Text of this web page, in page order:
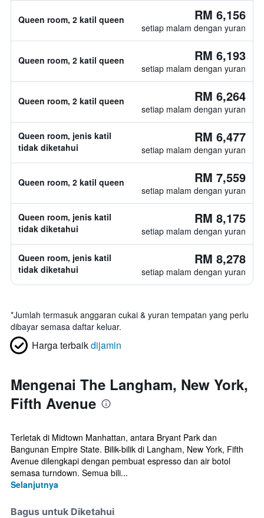
Queen room, 2 katil queen RM 6,156
setiap malam dengan yuran
Queen room, 2 katil queen RM 6,193
setiap malam dengan yuran
Queen room, 2 katil queen RM 6,264
setiap malam dengan yuran
Queen room, jenis katil
tidak diketahui
RM 6,477
setiap malam dengan yuran
Queen room, 2 katil queen RM 7,559
setiap malam dengan yuran
Queen room, jenis katil
tidak diketahui
RM 8,175
setiap malam dengan yuran
Queen room, jenis katil
tidak diketahui
RM 8,278
setiap malam dengan yuran
*Jumlah termasuk anggaran cukai & yuran tempatan yang perlu
dibayar semasa daftar keluar.
Harga terbaikdijamin
Mengenai The Langham, New York,
Fifth Avenue
Terletak di Midtown Manhattan, antara Bryant Park dan
Bangunan Empire State. Bilik-bilik di Langham, New York, Fifth
Avenue dilengkapi dengan pembuat espresso dan air botol
semasa turndown. Semua bili...
Selanjutnya
Bagus untuk Diketahui